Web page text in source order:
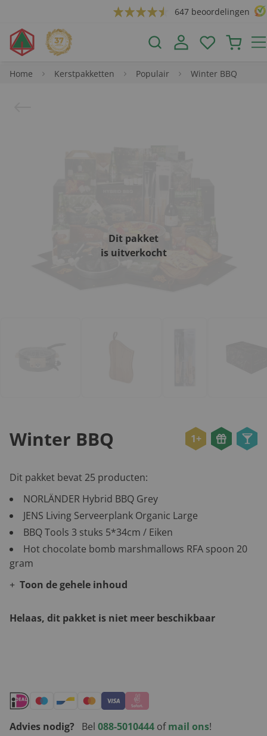
647 beoordelingen
Home Kerstpakketten Populair Winter BBQ
Dit pakket
is uitverkocht
Winter BBQ 1+
Dit pakket bevat 25 producten:
NORLÄNDER Hybrid BBQ Grey
JENS Living Serveerplank Organic Large
BBQ Tools 3 stuks 5*34cm / Eiken
Hot chocolate bomb marshmallows RFA spoon 20
gram
Toon de gehele inhoud
Helaas, dit pakket is niet meer beschikbaar
Advies nodig? Bel 088-5010444 ofmail ons!